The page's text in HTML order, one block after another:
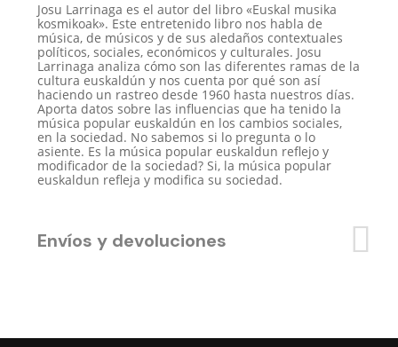
Josu Larrinaga es el autor del libro «Euskal musika
kosmikoak». Este entretenido libro nos habla de
música, de músicos y de sus aledaños contextuales
políticos, sociales, económicos y culturales. Josu
Larrinaga analiza cómo son las diferentes ramas de la
cultura euskaldún y nos cuenta por qué son así
haciendo un rastreo desde 1960 hasta nuestros días.
Aporta datos sobre las influencias que ha tenido la
música popular euskaldún en los cambios sociales,
en la sociedad. No sabemos si lo pregunta o lo
asiente. Es la música popular euskaldun reflejo y
modificador de la sociedad? Si, la música popular
euskaldun refleja y modifica su sociedad.
Envíos y devoluciones